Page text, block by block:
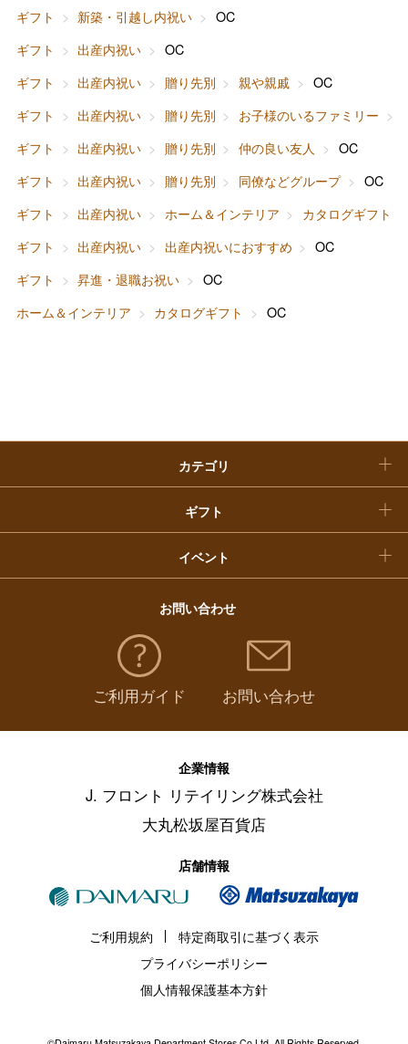
ギフト
新築・引越し内祝い
OC
ギフト
出産内祝い
OC
ギフト
出産内祝い 贈り先別 親や親戚
OC
ギフト
出産内祝い 贈り先別 お子様のいるファミリー
ギフト
出産内祝い 贈り先別 仲の良い友人
OC
ギフト
出産内祝い 贈り先別 同僚などグループ
OC
ギフト
出産内祝い ホーム＆インテリア
カタログギフト
ギフト
出産内祝い 出産内祝いにおすすめ
OC
ギフト
昇進・退職お祝い
OC
ホーム＆インテリア
カタログギフト OC
カテゴリ
フード＆スイーツ
ファッション
ホーム＆インテリア
ベビー＆キッズ
ギフト
出産内祝い
結婚内祝い
お香典返し
快気祝い
イベント
バレンタインチョコレート
ホワイトデー
母の日
父の日
お中元
敬老の日
福袋
お問い合わせ
ご利用ガイド お問い合わせ
企業情報
J. フロント リテイリング株式会社
大丸松坂屋百貨店
店舗情報
ご利用規約
特定商取引に基づく表示
プライバシーポリシー
個人情報保護基本方針